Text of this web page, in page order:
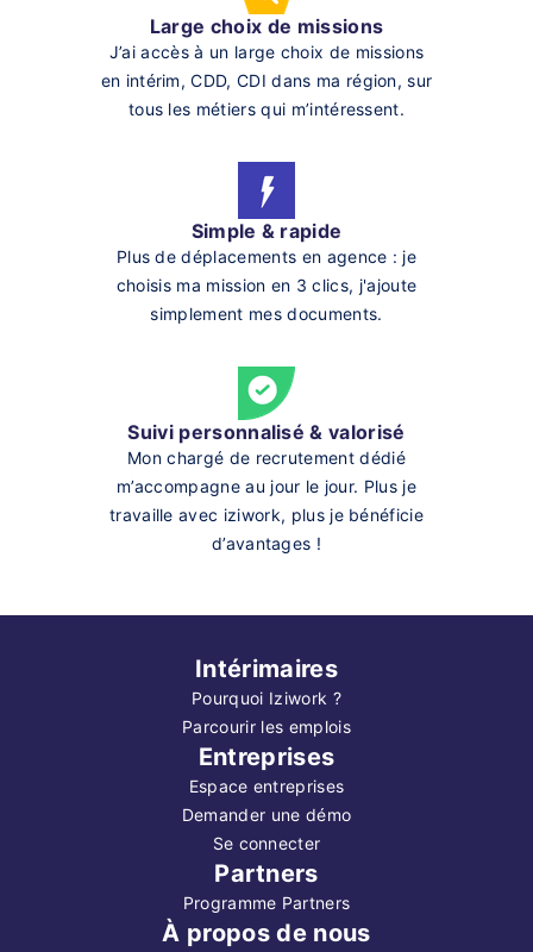
Large choix de missions
J’ai accès à un large choix de missions
en intérim, CDD, CDI dans ma région, sur
tous les métiers qui m’intéressent.
Simple & rapide
Plus de déplacements en agence : je
choisis ma mission en 3 clics, j'ajoute
simplement mes documents.
Suivi personnalisé & valorisé
Mon chargé de recrutement dédié
m’accompagne au jour le jour. Plus je
travaille avec iziwork, plus je bénéficie
d’avantages !
Intérimaires
Pourquoi Iziwork ?
Parcourir les emplois
Entreprises
Espace entreprises
Demander une démo
Se connecter
Partners
Programme Partners
À propos de nous